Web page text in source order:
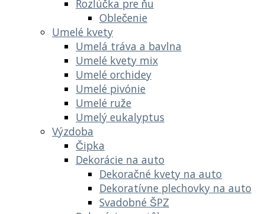
Rozlúčka pre ňu
Oblečenie
Umelé kvety
Umelá tráva a bavlna
Umelé kvety mix
Umelé orchidey
Umelé pivónie
Umelé ruže
Umelý eukalyptus
Výzdoba
Čipka
Dekorácie na auto
Dekoračné kvety na auto
Dekoratívne plechovky na auto
Svadobné ŠPZ